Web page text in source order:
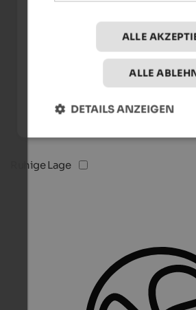
Ruhige Lage
ALLE
ALLE
DETAILS ANZEIGEN